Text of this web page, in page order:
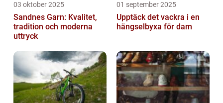
03 oktober 2025
Sandnes Garn: Kvalitet,
tradition och moderna
uttryck
01 september 2025
Upptäck det vackra i en
hängselbyxa för dam